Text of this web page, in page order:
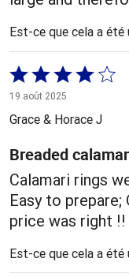
Est-ce que cela a été
Coté
4 sur
5
19 août 2025
Grace & Horace J
Breaded
Calamari rings
Easy to
price was right
Est-ce que cela a été